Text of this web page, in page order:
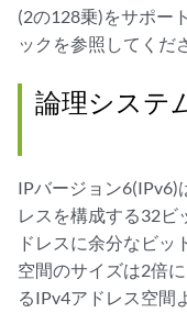
(2の128乗)をサポー
ックを参照してくだ
論理システ
IPバージョン6(IPv6)
レスを構成する32ビ
ドレスに余分なビッ
空間のサイズは2倍
るIPv4アドレス空間